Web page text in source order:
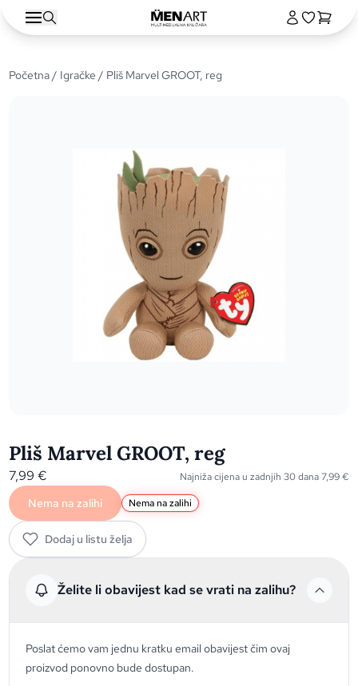
Početna/ Igračke / Pliš Marvel GROOT, reg
Pliš Marvel GROOT, reg
7,99€ Najniža cijena u zadnjih 30 dana7,99€
Nema na zalihi Nema na zalihi
Dodaj u listu želja
Želite li obavijest kad se vrati na zalihu?
Poslat ćemo vam jednu kratku email obavijest čim ovaj
proizvod ponovno bude dostupan.